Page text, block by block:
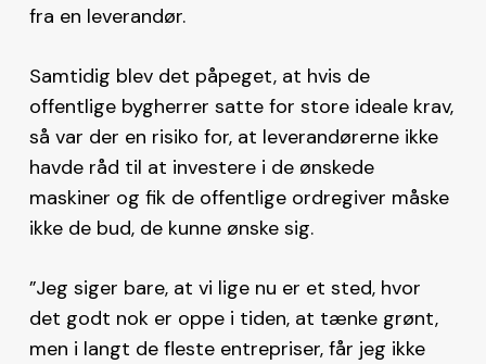
fra en leverandør.
Samtidig blev det påpeget, at hvis de
offentlige bygherrer satte for store ideale krav,
så var der en risiko for, at leverandørerne ikke
havde råd til at investere i de ønskede
maskiner og fik de offentlige ordregiver måske
ikke de bud, de kunne ønske sig.
”Jeg siger bare, at vi lige nu er et sted, hvor
det godt nok er oppe i tiden, at tænke grønt,
men i langt de fleste entrepriser, får jeg ikke